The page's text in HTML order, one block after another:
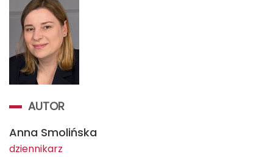
AUTOR
Anna Smolińska
dziennikarz